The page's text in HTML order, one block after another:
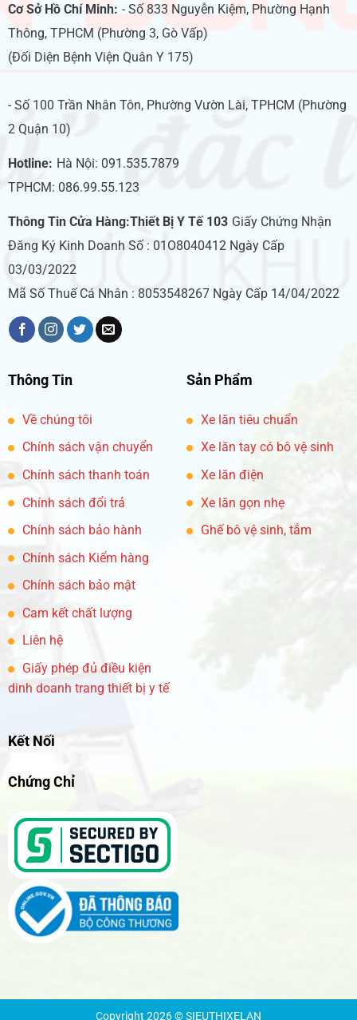
Cơ Sở Hồ Chí Minh: - Số 833 Nguyễn Kiệm, Phường Hạnh
Thông, TPHCM (Phường 3, Gò Vấp)
(Đối Diện Bệnh Viện Quân Y 175)
- Số 100 Trần Nhân Tôn, Phường Vườn Lài, TPHCM (Phường
2 Quận 10)
Hotline: Hà Nội: 091.535.7879
TPHCM: 086.99.55.123
Thông Tin Cửa Hàng:Thiết Bị Y Tế 103 Giấy Chứng Nhận
Đăng Ký Kinh Doanh Số : 01O8040412 Ngày Cấp
03/03/2022
Mã Số Thuế Cá Nhân : 8053548267 Ngày Cấp 14/04/2022
Thông Tin
Về chúng tôi
Chính sách vận chuyển
Chính sách thanh toán
Chính sách đổi trả
Chính sách bảo hành
Chính sách Kiểm hàng
Chính sách bảo mật
Cam kết chất lượng
Liên hệ
Giấy phép đủ điều kiện
dinh doanh trang thiết bị y tế
Sản Phẩm
Xe lăn tiêu chuẩn
Xe lăn tay có bô vệ sinh
Xe lăn điện
Xe lăn gọn nhẹ
Ghế bô vệ sinh, tắm
Kết Nối
Chứng Chỉ
Copyright 2026 © SIEUTHIXELAN